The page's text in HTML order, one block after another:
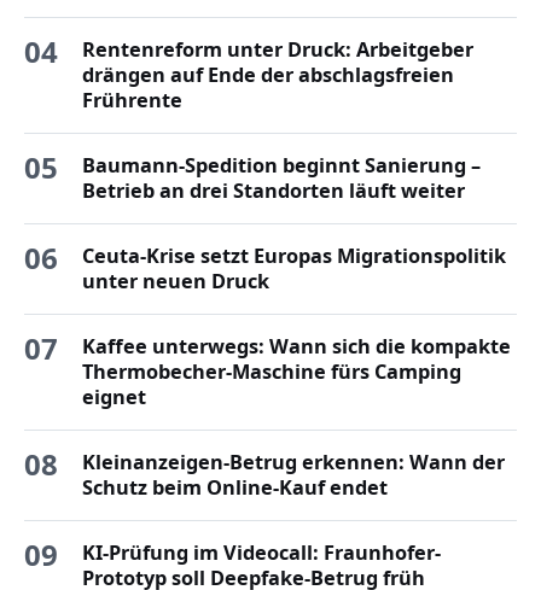
04
Rentenreform unter Druck: Arbeitgeber
drängen auf Ende der abschlagsfreien
Frührente
05
Baumann-Spedition beginnt Sanierung –
Betrieb an drei Standorten läuft weiter
06
Ceuta-Krise setzt Europas Migrationspolitik
unter neuen Druck
07
Kaffee unterwegs: Wann sich die kompakte
Thermobecher-Maschine fürs Camping
eignet
08
Kleinanzeigen-Betrug erkennen: Wann der
Schutz beim Online-Kauf endet
09
KI-Prüfung im Videocall: Fraunhofer-
Prototyp soll Deepfake-Betrug früh